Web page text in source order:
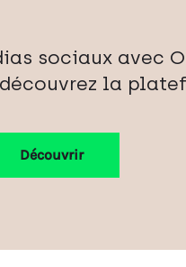
sociaux avec
la
Découvrir